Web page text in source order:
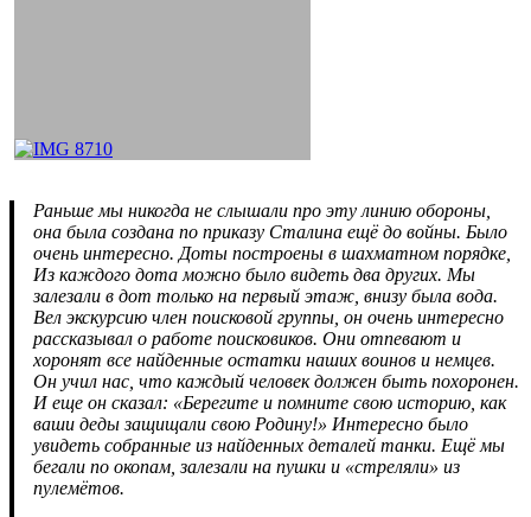
Раньше мы никогда не слышали про эту линию обороны,
она была создана по приказу Сталина ещё до войны. Было
очень интересно. Доты построены в шахматном порядке,
Из каждого дота можно было видеть два других. Мы
залезали в дот только на первый этаж, внизу была вода.
Вел экскурсию член поисковой группы, он очень интересно
рассказывал о работе поисковиков. Они отпевают и
хоронят все найденные остатки наших воинов и немцев.
Он учил нас, что каждый человек должен быть похоронен.
И еще он сказал: «Берегите и помните свою историю, как
ваши деды защищали свою Родину!» Интересно было
увидеть собранные из найденных деталей танки. Ещё мы
бегали по окопам, залезали на пушки и «стреляли» из
пулемётов.